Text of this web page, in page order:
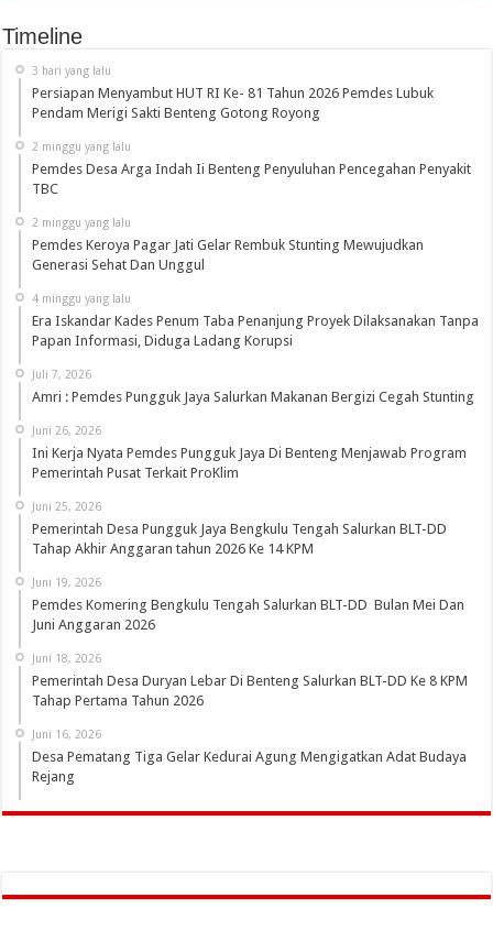
Timeline
3 hari yang lalu
Persiapan Menyambut HUT RI Ke- 81 Tahun 2026 Pemdes Lubuk
Pendam Merigi Sakti Benteng Gotong Royong
2 minggu yang lalu
Pemdes Desa Arga Indah Ii Benteng Penyuluhan Pencegahan Penyakit
TBC
2 minggu yang lalu
Pemdes Keroya Pagar Jati Gelar Rembuk Stunting Mewujudkan
Generasi Sehat Dan Unggul
4 minggu yang lalu
Era Iskandar Kades Penum Taba Penanjung Proyek Dilaksanakan Tanpa
Papan Informasi, Diduga Ladang Korupsi
Juli 7, 2026
Amri : Pemdes Pungguk Jaya Salurkan Makanan Bergizi Cegah Stunting
Juni 26, 2026
Ini Kerja Nyata Pemdes Pungguk Jaya Di Benteng Menjawab Program
Pemerintah Pusat Terkait ProKlim
Juni 25, 2026
Pemerintah Desa Pungguk Jaya Bengkulu Tengah Salurkan BLT-DD
Tahap Akhir Anggaran tahun 2026 Ke 14 KPM
Juni 19, 2026
Pemdes Komering Bengkulu Tengah Salurkan BLT-DD Bulan Mei Dan
Juni Anggaran 2026
Juni 18, 2026
Pemerintah Desa Duryan Lebar Di Benteng Salurkan BLT-DD Ke 8 KPM
Tahap Pertama Tahun 2026
Juni 16, 2026
Desa Pematang Tiga Gelar Kedurai Agung Mengigatkan Adat Budaya
Rejang